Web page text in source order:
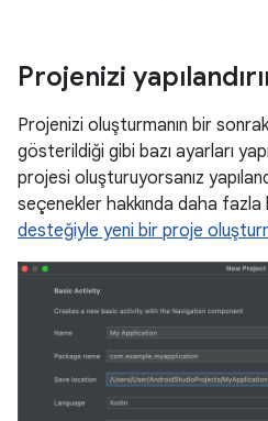
Projenizi
Projenizi oluşturmanın bir
gösterildiği gibi bazı ayarları
projesi oluşturuyorsanız
seçenekler hakkında daha fazla
desteğiyle yeni bir proje